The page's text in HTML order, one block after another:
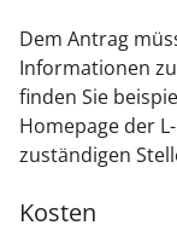
Dem Antrag
Informationen
finden Sie
Homepage der
zuständigen
Kosten